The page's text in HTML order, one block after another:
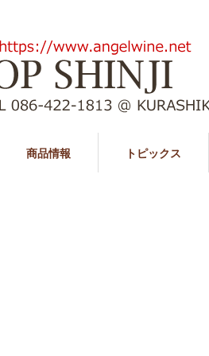
商品情報 トピックス